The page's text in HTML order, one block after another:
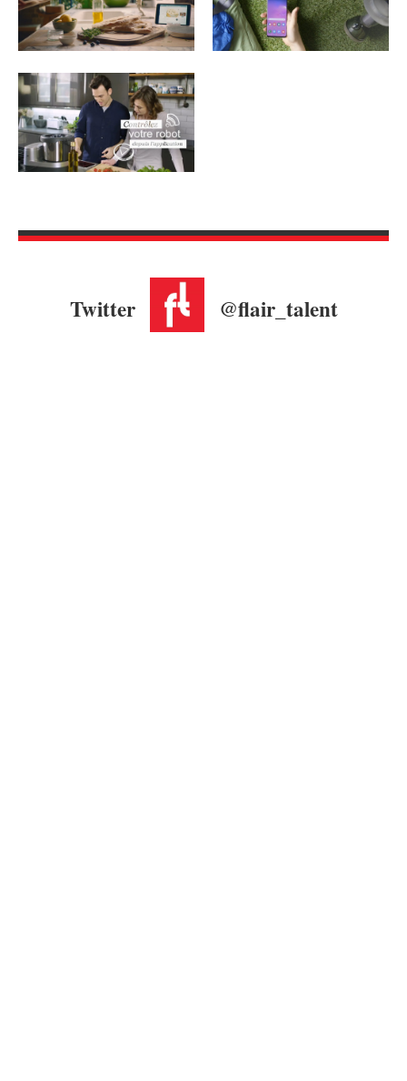
Twitter @flair_talent